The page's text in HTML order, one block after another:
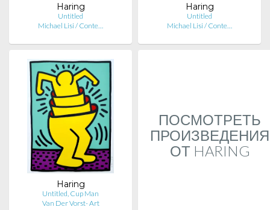
Haring
Untitled
Michael Lisi / Conte…
Haring
Untitled
Michael Lisi / Conte…
Haring
Untitled, Cup Man
Van Der Vorst- Art
ПОСМОТРЕТЬ
ПРОИЗВЕДЕНИЯ
ОТ HARING